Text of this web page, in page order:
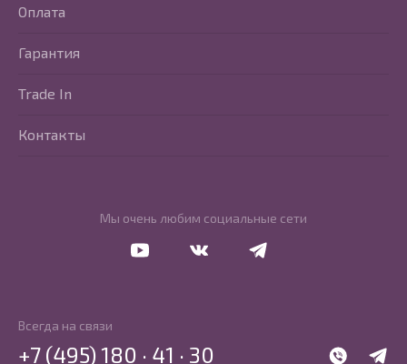
Мы очень любим социальные сети
Оплата
Гарантия
Trade In
Контакты
Всегда на связи
WhatsApp
+7 (495) 180 · 41 · 30